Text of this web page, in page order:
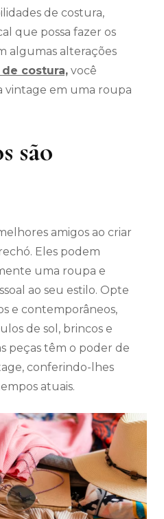
de costura,
que possa fazer os
algumas alterações
costura, você
vintage em uma roupa
são
amigos ao criar
Eles podem
uma roupa e
ao seu estilo. Opte
e contemporâneos,
de sol, brincos e
peças têm o poder de
conferindo-lhes
atuais.